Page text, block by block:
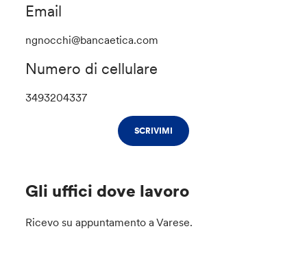
Email
ngnocchi@bancaetica.com
Numero di cellulare
3493204337
SCRIVIMI
Gli uffici dove lavoro
Ricevo su appuntamento a Varese.